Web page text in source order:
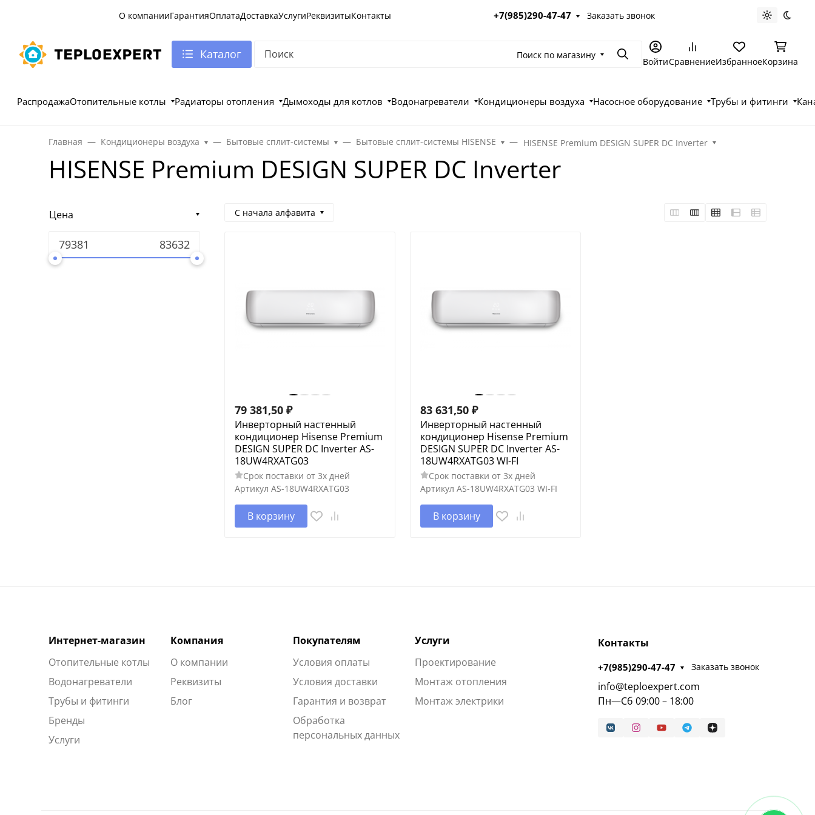
О компанииГарантияОплатаДоставкаУслугиРеквизитыКонтакты +7(985)290-47-47 Заказать звонок Светлая
Каталог Поиск по магазину ПоискВойтиСравнениеИзбранноеКорзина
РаспродажаОтопительные котлы Радиаторы отопления Дымоходы для котлов Водонагреватели Кондиционеры воздуха Насосное оборудование Трубы и фитинги
Главная Кондиционеры воздуха Бытовые сплит-системы Бытовые сплит-системы HISENSE HISENSE Premium DESIGN SUPER DC Inverter
HISENSE Premium DESIGN SUPER DC Inverter
Цена С начала алфавита
79 381,50 ₽
Инверторный настенный
кондиционер Hisense Premium
DESIGN SUPER DC Inverter AS-
18UW4RXATG03
Срок поставки от 3х дней
Артикул AS-18UW4RXATG03
В корзину
83 631,50 ₽
Инверторный настенный
кондиционер Hisense Premium
DESIGN SUPER DC Inverter AS-
18UW4RXATG03 WI-FI
Срок поставки от 3х дней
Артикул AS-18UW4RXATG03 WI-FI
В корзину
Интернет-магазин
Отопительные котлы
Водонагреватели
Трубы и фитинги
Бренды
Услуги
Компания
О компании
Реквизиты
Блог
Покупателям
Условия оплаты
Условия доставки
Гарантия и возврат
Обработка
персональных данных
Услуги
Проектирование
Монтаж отопления
Монтаж электрики
Контакты
+7(985)290-47-47 Заказать звонок
info@teploexpert.com
Пн—Сб 09:00 – 18:00